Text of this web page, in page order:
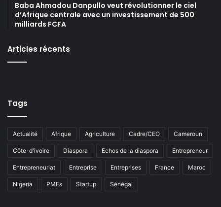
Baba Ahmadou Danpullo veut révolutionner le ciel
d’Afrique centrale avec un investissement de 500
milliards FCFA
Articles récents
Tags
Actualité Afrique Agriculture Cadre/CEO Cameroun
Côte-d'ivoire Diaspora Echos de la diaspora Entrepreneur
Entrepreneuriat Entreprise Entreprises France Maroc
Nigeria PMEs Startup Sénégal